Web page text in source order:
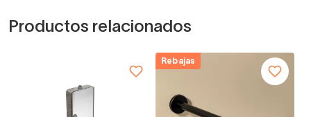
Productos relacionados
Rebajas